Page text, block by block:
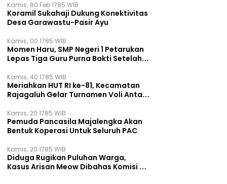
Kamis, 80 Feb 1785 WIB
Koramil Sukahaji Dukung Konektivitas
Desa Garawastu-Pasir Ayu
Kamis, 00 1785 WIB
Momen Haru, SMP Negeri 1 Petarukan
Lepas Tiga Guru Purna Bakti Setelah
Kamis, 40 1785 WIB
Meriahkan HUT RI ke-81, Kecamatan
Rajagaluh Gelar Turnamen Voli Antar
Kamis, 20 1785 WIB
Pemuda Pancasila Majalengka Akan
Bentuk Koperasi Untuk Seluruh PAC
Kamis, 20 1785 WIB
Diduga Rugikan Puluhan Warga,
Kasus Arisan Meow Dibahas Komisi B